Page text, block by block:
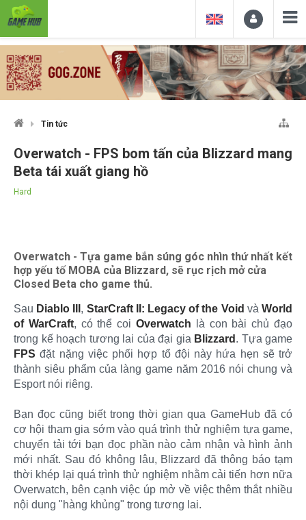
Tin tức
Overwatch - FPS bom tấn của Blizzard mang
Beta tái xuất giang hồ
Hard
Overwatch - Tựa game bắn súng góc nhìn thứ nhất kết
hợp yếu tố MOBA của Blizzard, sẽ rục rịch mở cửa
Closed Beta cho game thủ.
Sau Diablo III , StarCraft II: Legacy of the Void vàWorld
of WarCraft, có thể coiOverwatch là con bài chủ đạo
trong kế hoạch tương lai của đại gia Blizzard . Tựa game
FPS đặt nặng việc phối hợp tổ đội này hứa hẹn sẽ trở
thành siêu phẩm của làng game năm 2016 nói chung và
Esport nói riêng.
Bạn đọc cũng biết trong thời gian qua GameHub đã có
cơ hội tham gia sớm vào quá trình thử nghiệm tựa game,
chuyển tải tới bạn đọc phần nào cảm nhận và hình ảnh
mới nhất. Sau đó không lâu, Blizzard đã thông báo tạm
thời khép lại quá trình thử nghiệm nhằm cải tiến hơn nữa
Overwatch, bên cạnh việc úp mở về việc thêm thắt nhiều
nội dung "hàng khủng" trong tương lai.